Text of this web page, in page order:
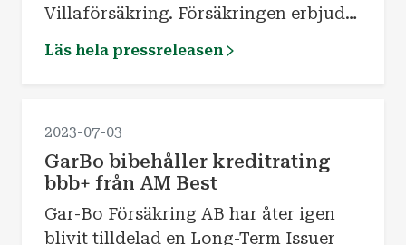
Villaförsäkring. Försäkringen erbjuds
färdigställande- och
Läs hela pressreleasen
2023-07-03
GarBo bibehåller kreditrating
bbb+ från AM Best
Gar-Bo Försäkring AB har åter igen
blivit tilldelad en Long-Term Issuer